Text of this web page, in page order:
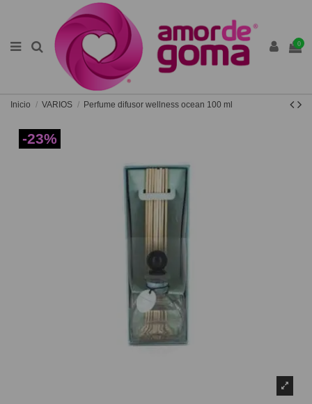
0
Inicio VARIOS Perfume difusor wellness ocean 100 ml
-23%